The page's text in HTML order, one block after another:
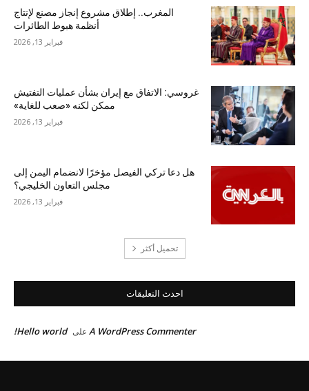
المغرب.. إطلاق مشروع إنجاز مصنع لإنتاج
أنظمة هبوط الطائرات
فبراير 13, 2026
غروسي: الاتفاق مع إيران بشأن عمليات التفتيش
ممكن لكنه «صعب للغاية»
فبراير 13, 2026
هل دعا تركي الفيصل مؤخرًا لانضمام اليمن إلى
مجلس التعاون الخليجي؟
فبراير 13, 2026
تحميل أكثر
احدث التعليقات
A WordPress Commenter على Hello world!